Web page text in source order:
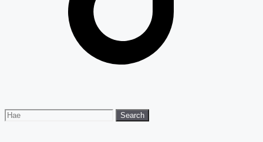
Search
for:
Search